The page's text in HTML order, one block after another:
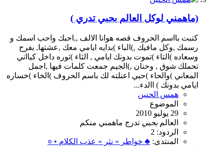
(ماهمني لوكل العالم بحبي تدري )
كتبت بااسم الحروف قصه هوانا الالف ,,احبك واحب اسمك و
رسمك ,وكل مافيك ,)الباء )بدايه ايامي معك ,عشتها, بفرح
وسعاده )التاء )تموت بدونك ايامي , الثاء )ثوره داخل كيااني
تحملك شوق , وحنان ,)الجيم جمعت كلمات فيها ,اجمل
المعاني )والحاء )حبي اعنلته لك باسم الحروف )الخاء )خساره
ايامي بدونك ) االدء...
همس الحنين
الموضوع
29 يوليو 2010
العالمبحبي تدرج ماهمني منكم
الردود: 2
المنتدى: ♣ خواطر » نثر » عذب الكلام • ०